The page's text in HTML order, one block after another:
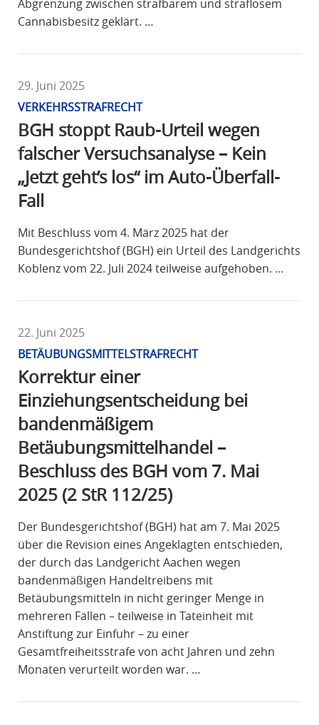
Abgrenzung zwischen strafbarem und straflosem
Cannabisbesitz geklärt. …
29. Juni 2025
VERKEHRSSTRAFRECHT
BGH stoppt Raub-Urteil wegen
falscher Versuchsanalyse – Kein
„Jetzt geht’s los“ im Auto-Überfall-
Fall
Mit Beschluss vom 4. März 2025 hat der
Bundesgerichtshof (BGH) ein Urteil des Landgerichts
Koblenz vom 22. Juli 2024 teilweise aufgehoben. …
22. Juni 2025
BETÄUBUNGSMITTELSTRAFRECHT
Korrektur einer
Einziehungsentscheidung bei
bandenmäßigem
Betäubungsmittelhandel –
Beschluss des BGH vom 7. Mai
2025 (2 StR 112/25)
Der Bundesgerichtshof (BGH) hat am 7. Mai 2025
über die Revision eines Angeklagten entschieden,
der durch das Landgericht Aachen wegen
bandenmäßigen Handeltreibens mit
Betäubungsmitteln in nicht geringer Menge in
mehreren Fällen – teilweise in Tateinheit mit
Anstiftung zur Einfuhr – zu einer
Gesamtfreiheitsstrafe von acht Jahren und zehn
Monaten verurteilt worden war. …